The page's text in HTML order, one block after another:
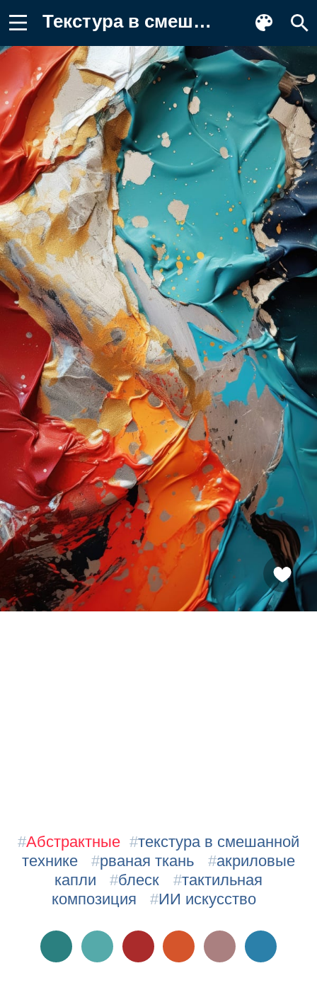
Текстура в смешанной технике, рваная Фото
#Абстрактные #текстура в смешанной
технике
#рваная ткань #акриловые
капли
#блеск #тактильная
композиция
#ИИ искусство